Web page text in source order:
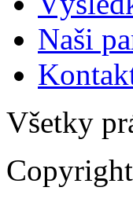
Naši
Všetky